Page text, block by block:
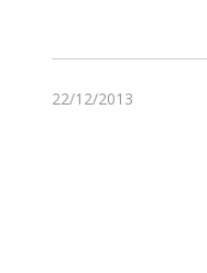
22/12/2013